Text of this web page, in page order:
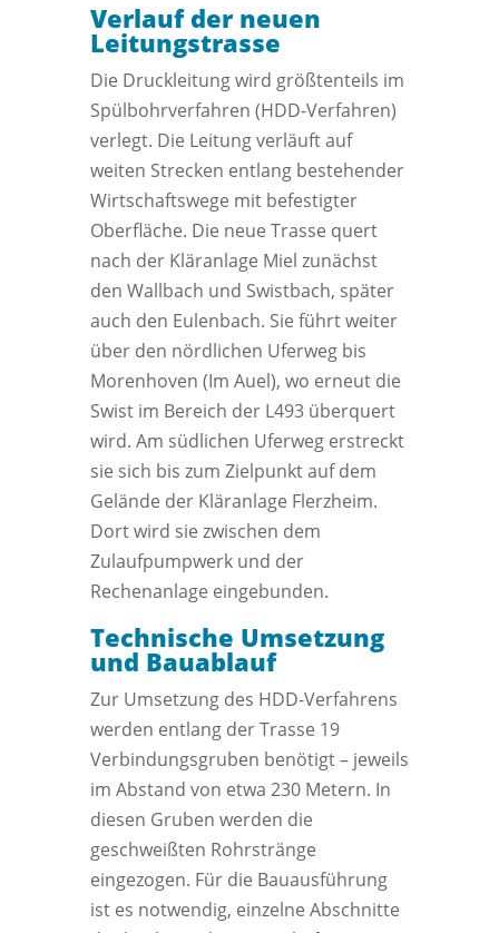
Verlauf der neuen
Leitungstrasse
Die Druckleitung wird größtenteils im
Spülbohrverfahren (HDD-Verfahren)
verlegt. Die Leitung verläuft auf
weiten Strecken entlang bestehender
Wirtschaftswege mit befestigter
Oberfläche. Die neue Trasse quert
nach der Kläranlage Miel zunächst
den Wallbach und Swistbach, später
auch den Eulenbach. Sie führt weiter
über den nördlichen Uferweg bis
Morenhoven (Im Auel), wo erneut die
Swist im Bereich der L493 überquert
wird. Am südlichen Uferweg erstreckt
sie sich bis zum Zielpunkt auf dem
Gelände der Kläranlage Flerzheim.
Dort wird sie zwischen dem
Zulaufpumpwerk und der
Rechenanlage eingebunden.
Technische Umsetzung
und Bauablauf
Zur Umsetzung des HDD-Verfahrens
werden entlang der Trasse 19
Verbindungsgruben benötigt – jeweils
im Abstand von etwa 230 Metern. In
diesen Gruben werden die
geschweißten Rohrstränge
eingezogen. Für die Bauausführung
ist es notwendig, einzelne Abschnitte